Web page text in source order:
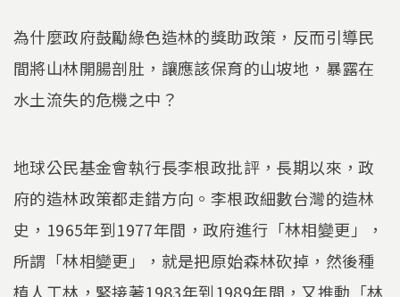
為什麼政府鼓勵綠色造林的獎助政策，反而引導民
間將山林開腸剖肚，讓應該保育的山坡地，暴露在
水土流失的危機之中？
地球公民基金會執行長李根政批評，長期以來，政
府的造林政策都走錯方向。李根政細數台灣的造林
史，1965年到1977年間，政府進行「林相變更」，
所謂「林相變更」，就是把原始森林砍掉，然後種
植人工林，緊接著1983年到1989年間，又推動「林